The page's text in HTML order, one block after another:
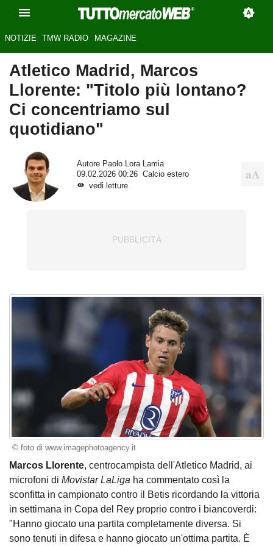
NOTIZIE TMW RADIO MAGAZINE
Atletico Madrid, Marcos
Llorente: "Titolo più lontano?
Ci concentriamo sul
quotidiano"
Autore Paolo Lora Lamia
09.02.2026 00:26
Calcio estero
vedi letture
© foto di www.imagephotoagency.it
Marcos Llorente, centrocampista dell'Atletico Madrid, ai
microfoni di Movistar LaLiga ha commentato così la
sconfitta in campionato contro il Betis ricordando la vittoria
in settimana in Copa del Rey proprio contro i biancoverdi:
"Hanno giocato una partita completamente diversa. Si
sono tenuti in difesa e hanno giocato un'ottima partita. È